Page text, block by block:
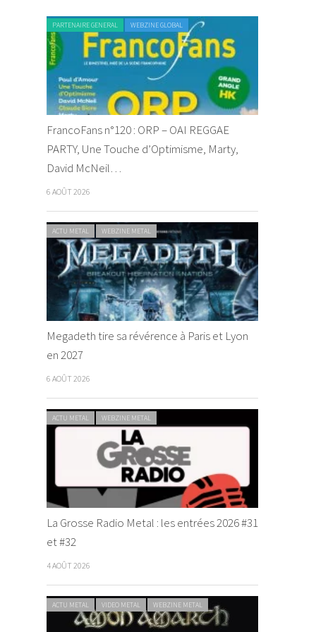
PARTENAIRE GENERAL WEBZINE GLOBAL
FrancoFans n°120 : ORP – OAI REGGAE
PARTY, Une Touche d’Optimisme, Marty,
David McNeil…
6 AOÛT 2026
ACTU METAL WEBZINE METAL
Megadeth tire sa révérence à Paris et Lyon
en 2027
6 AOÛT 2026
ACTU METAL WEBZINE METAL
La Grosse Radio Metal : les entrées 2026 #31
et #32
4 AOÛT 2026
ACTU METAL VIDEO METAL WEBZINE METAL